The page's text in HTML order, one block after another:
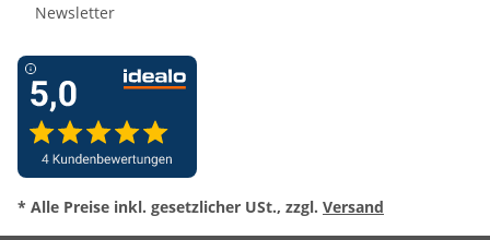
Newsletter
* Alle Preise inkl. gesetzlicher USt., zzgl. Versand